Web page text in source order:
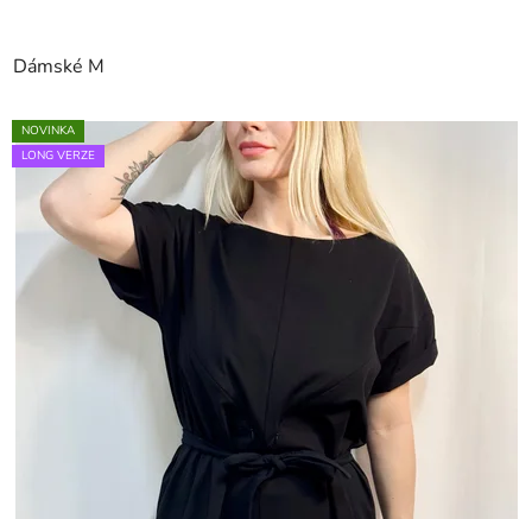
Dámské M
NOVINKA
LONG VERZE